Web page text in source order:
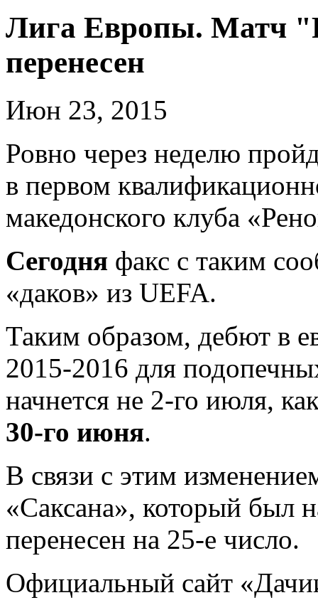
Лига Европы. Матч
перенесен
Июн 23, 2015
Ровно через неделю
в первом
македонского клуба
Сегодня факс с таким
«даков» из UEFA.
Таким образом, дебют в
2015-2016 для
начнется не 2-го июля,
30-го июня.
В связи с этим
«Саксана», который был
перенесен на 25-е число.
Официальный сайт